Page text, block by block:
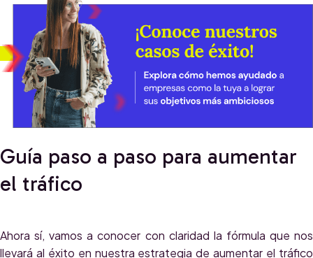
Guía paso a paso para aumentar
el tráfico
Ahora sí, vamos a conocer con claridad la fórmula que nos
llevará al éxito en nuestra estrategia de aumentar el tráfico